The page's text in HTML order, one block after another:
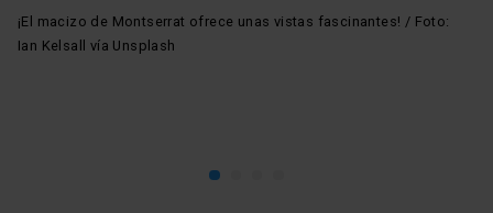
¡El macizo de Montserrat ofrece unas vistas fascinantes! / Foto:
Ian Kelsall vía Unsplash